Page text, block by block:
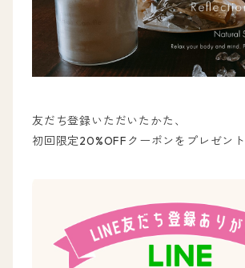
友だち登録いただいたかた、
初回限定20%OFFクーポンをプレゼント